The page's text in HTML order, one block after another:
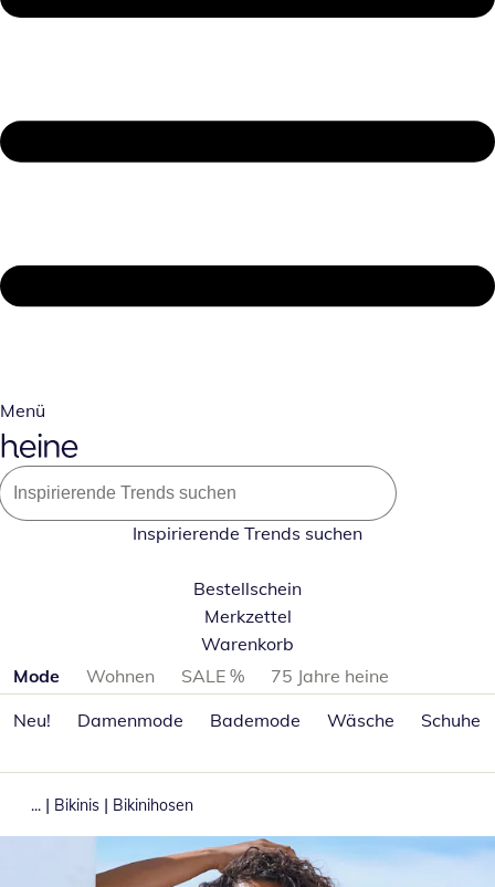
Menü
Inspirierende Trends suchen
Bestellschein
Merkzettel
Warenkorb
Produktkategorien überspringen
Mode Wohnen SALE %
75 Jahre heine
Neu!
Damenmode Bademode Wäsche Schuhe
... | Bikinis | Bikinihosen